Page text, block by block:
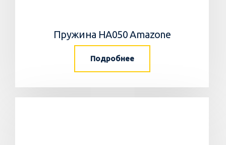
Пружина HA050 Amazone
Подробнее